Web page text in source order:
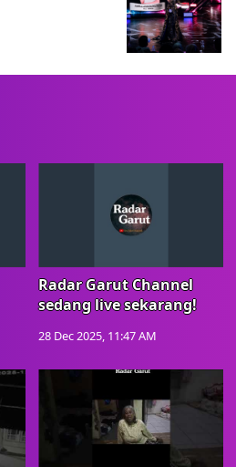
Radar Garut Channel
sedang live sekarang!
28 Dec 2025, 11:47 AM